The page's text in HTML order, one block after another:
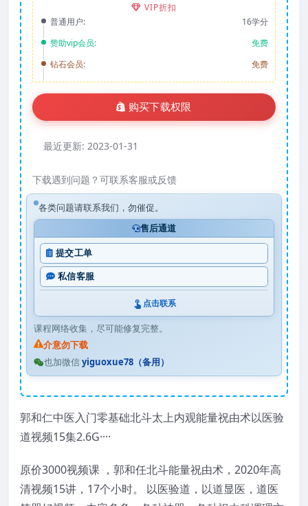
VIP折扣
普通用户:
16学分
赞助vip会员:
免费
钻石会员:
免费
购买下载权限
最近更新: 2023-01-31
下载遇到问题？可联系客服或反馈
各类问题请联系我们，勿催促。
售后通道
提交工单
私信客服
点击联系
课程网络收集，尽可能修复完整。
介意勿下载
也加微信yiguoxue78（备用）
郭和仁中医入门零基础北斗太上内观能量祝由术以医验
道视频15集2.6G····
原价3000视频课 ，郭和任北斗能量祝由术，2020年高
清视频15讲，17个小时。 以医验道，以道显医，道医